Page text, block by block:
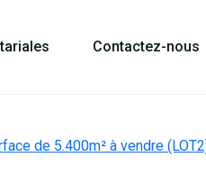
Contactez-nous